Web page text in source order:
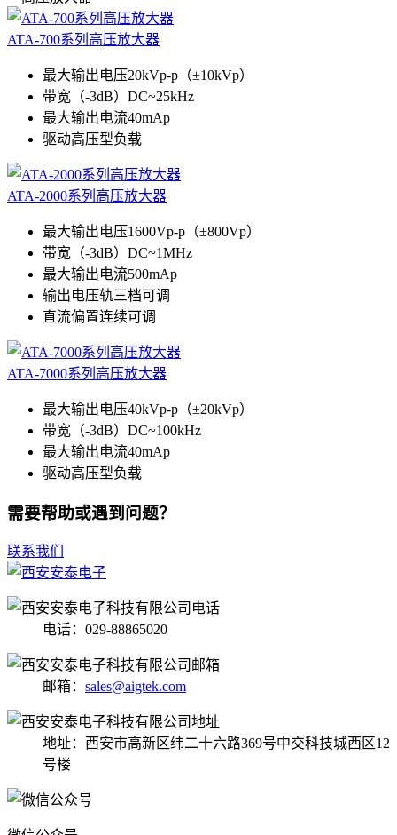
ATA-700系列高压放大器
最大输出电压20kVp-p（±10kVp）
带宽（-3dB）DC~25kHz
最大输出电流40mAp
驱动高压型负载
ATA-2000系列高压放大器
最大输出电压1600Vp-p（±800Vp）
带宽（-3dB）DC~1MHz
最大输出电流500mAp
输出电压轨三档可调
直流偏置连续可调
ATA-7000系列高压放大器
最大输出电压40kVp-p（±20kVp）
带宽（-3dB）DC~100kHz
最大输出电流40mAp
驱动高压型负载
需要帮助或遇到问题？
联系我们
电话：029-88865020
邮箱： sales@aigtek.com
地址：西安市高新区纬二十六路369号中交科技城西区12
号楼